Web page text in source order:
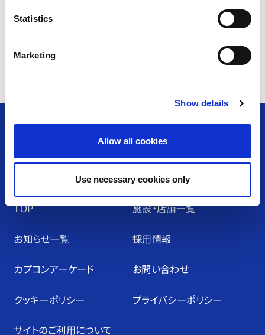
t
Statistics
Marketing
Show details
Allow all cookies
Use necessary cookies only
愛知県
アミューズメント＆ショップ
TOP 施設・店舗⼀覧
お知らせ⼀覧 採⽤情報
カプコンアーケード お問い合わせ
クッキーポリシー プライバシーポリシー
サイトのご利⽤について